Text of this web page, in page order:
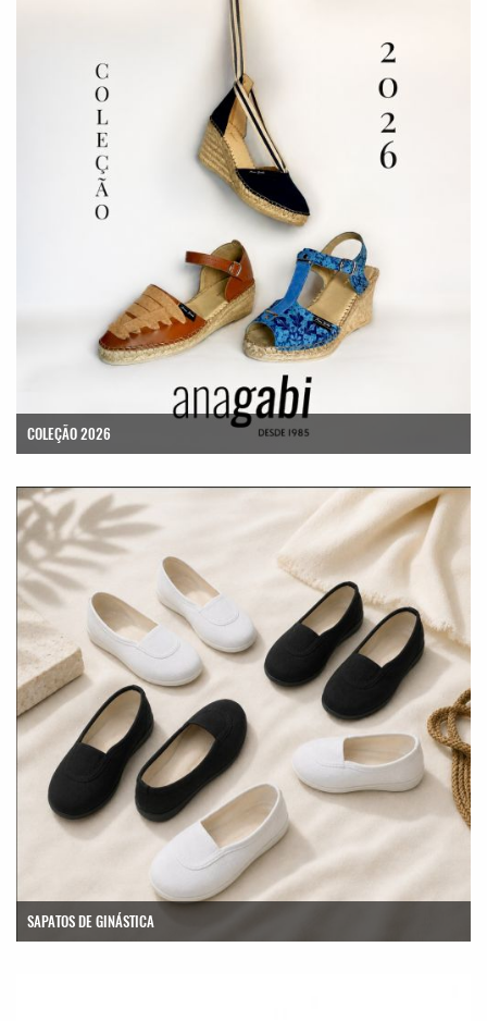
COLEÇÃO 2026
SAPATOS DE GINÁSTICA